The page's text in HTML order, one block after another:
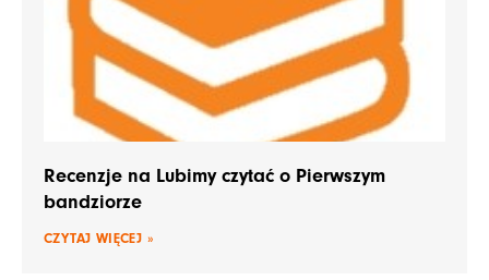
Recenzje na Lubimy czytać o Pierwszym
bandziorze
CZYTAJ WIĘCEJ »